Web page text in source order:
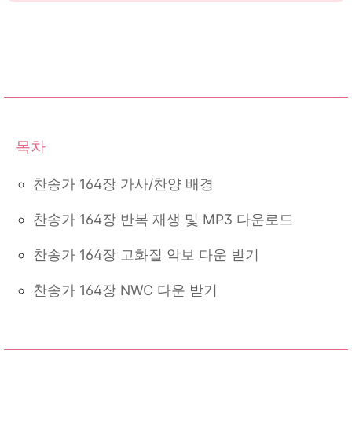
찬송가 164장 가사/찬양 배경
찬송가 164장 반복 재생 및 MP3 다운로드
찬송가 164장 고화질 악보 다운 받기
찬송가 164장 NWC 다운 받기